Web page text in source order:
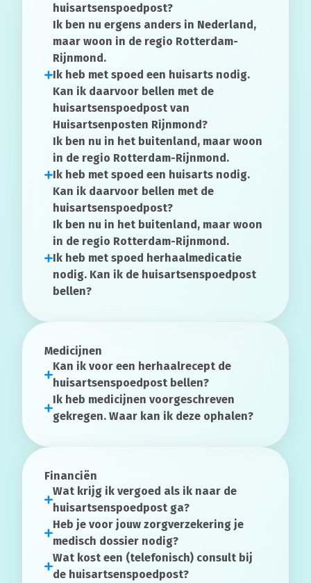
huisartsenspoedpost?
Ik ben nu ergens anders in Nederland,
maar woon in de regio Rotterdam-
Rijnmond.
Ik heb met spoed een huisarts nodig.
Kan ik daarvoor bellen met de
huisartsenspoedpost van
Huisartsenposten Rijnmond?
Ik ben nu in het buitenland, maar woon
in de regio Rotterdam-Rijnmond.
Ik heb met spoed een huisarts nodig.
Kan ik daarvoor bellen met de
huisartsenspoedpost?
Ik ben nu in het buitenland, maar woon
in de regio Rotterdam-Rijnmond.
Ik heb met spoed herhaalmedicatie
nodig. Kan ik de huisartsenspoedpost
bellen?
Medicijnen
Kan ik voor een herhaalrecept de
huisartsenspoedpost bellen?
Ik heb medicijnen voorgeschreven
gekregen. Waar kan ik deze ophalen?
Financiën
Wat krijg ik vergoed als ik naar de
huisartsenspoedpost ga?
Heb je voor jouw zorgverzekering je
medisch dossier nodig?
Wat kost een (telefonisch) consult bij
de huisartsenspoedpost?